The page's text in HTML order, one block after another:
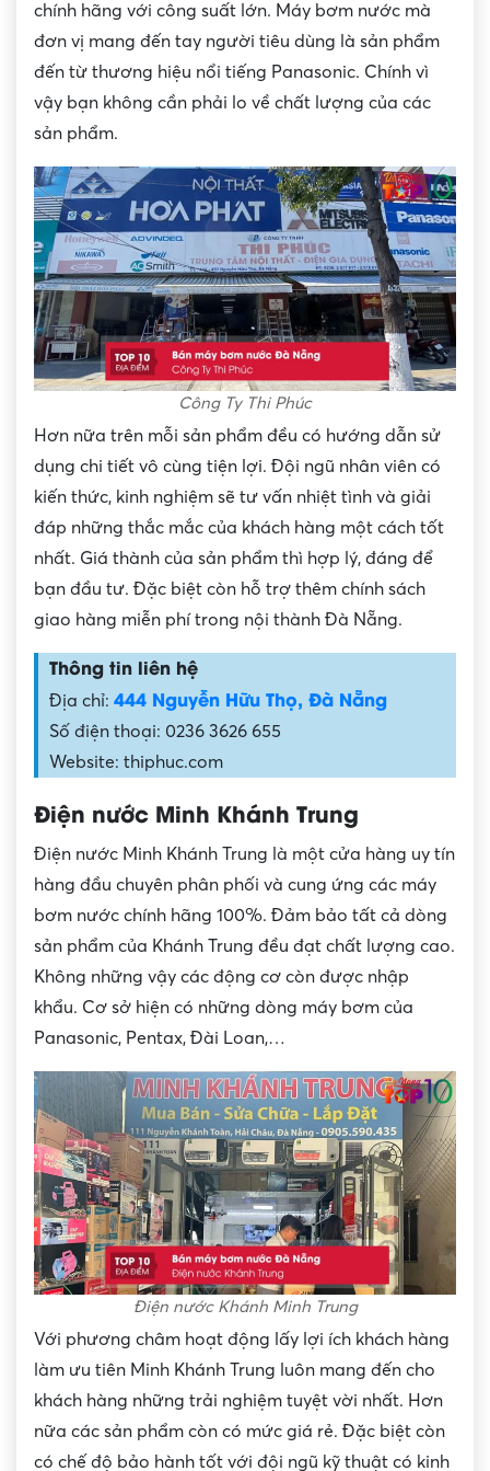
chính hãng với công suất lớn. Máy bơm nước mà
đơn vị mang đến tay người tiêu dùng là sản phẩm
đến từ thương hiệu nổi tiếng Panasonic. Chính vì
vậy bạn không cần phải lo về chất lượng của các
sản phẩm.
Công Ty Thi Phúc
Hơn nữa trên mỗi sản phẩm đều có hướng dẫn sử
dụng chi tiết vô cùng tiện lợi. Đội ngũ nhân viên có
kiến thức, kinh nghiệm sẽ tư vấn nhiệt tình và giải
đáp những thắc mắc của khách hàng một cách tốt
nhất. Giá thành của sản phẩm thì hợp lý, đáng để
bạn đầu tư. Đặc biệt còn hỗ trợ thêm chính sách
giao hàng miễn phí trong nội thành Đà Nẵng.
Thông tin liên hệ
Địa chỉ: 444 Nguyễn Hữu Thọ, Đà Nẵng
Số điện thoại: 0236 3626 655
Website: thiphuc.com
Điện nước Minh Khánh Trung
Điện nước Minh Khánh Trung là một cửa hàng uy tín
hàng đầu chuyên phân phối và cung ứng các máy
bơm nước chính hãng 100%. Đảm bảo tất cả dòng
sản phẩm của Khánh Trung đều đạt chất lượng cao.
Không những vậy các động cơ còn được nhập
khẩu. Cơ sở hiện có những dòng máy bơm của
Panasonic, Pentax, Đài Loan,…
Điện nước Khánh Minh Trung
Với phương châm hoạt động lấy lợi ích khách hàng
làm ưu tiên Minh Khánh Trung luôn mang đến cho
khách hàng những trải nghiệm tuyệt vời nhất. Hơn
nữa các sản phẩm còn có mức giá rẻ. Đặc biệt còn
có chế độ bảo hành tốt với đội ngũ kỹ thuật có kinh